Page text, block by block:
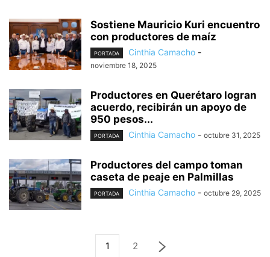
Sostiene Mauricio Kuri encuentro
con productores de maíz
PORTADA Cinthia Camacho -
noviembre 18, 2025
Productores en Querétaro logran
acuerdo, recibirán un apoyo de
950 pesos...
PORTADA Cinthia Camacho - octubre 31, 2025
Productores del campo toman
caseta de peaje en Palmillas
PORTADA Cinthia Camacho - octubre 29, 2025
1 2